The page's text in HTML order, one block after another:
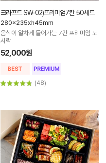
크라프트 SW-02)프리미엄7칸 50세트
280x235xh45mm
음식이 알차게 들어가는 7칸 프리미엄 도
시락
52,000원
(48)